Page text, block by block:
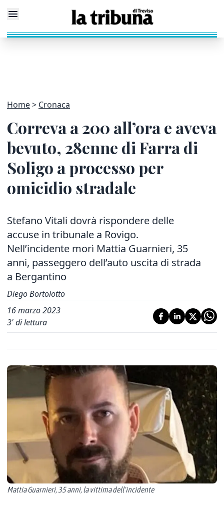
Home Cronaca
Correva a 200 all’ora e aveva
bevuto, 28enne di Farra di
Soligo a processo per
omicidio stradale
Stefano Vitali dovrà rispondere delle
accuse in tribunale a Rovigo.
Nell’incidente morì Mattia Guarnieri, 35
anni, passeggero dell’auto uscita di strada
a Bergantino
Diego Bortolotto
16 marzo 2023
3' di lettura
Mattia Guarnieri, 35 anni, la vittima dell'incidente